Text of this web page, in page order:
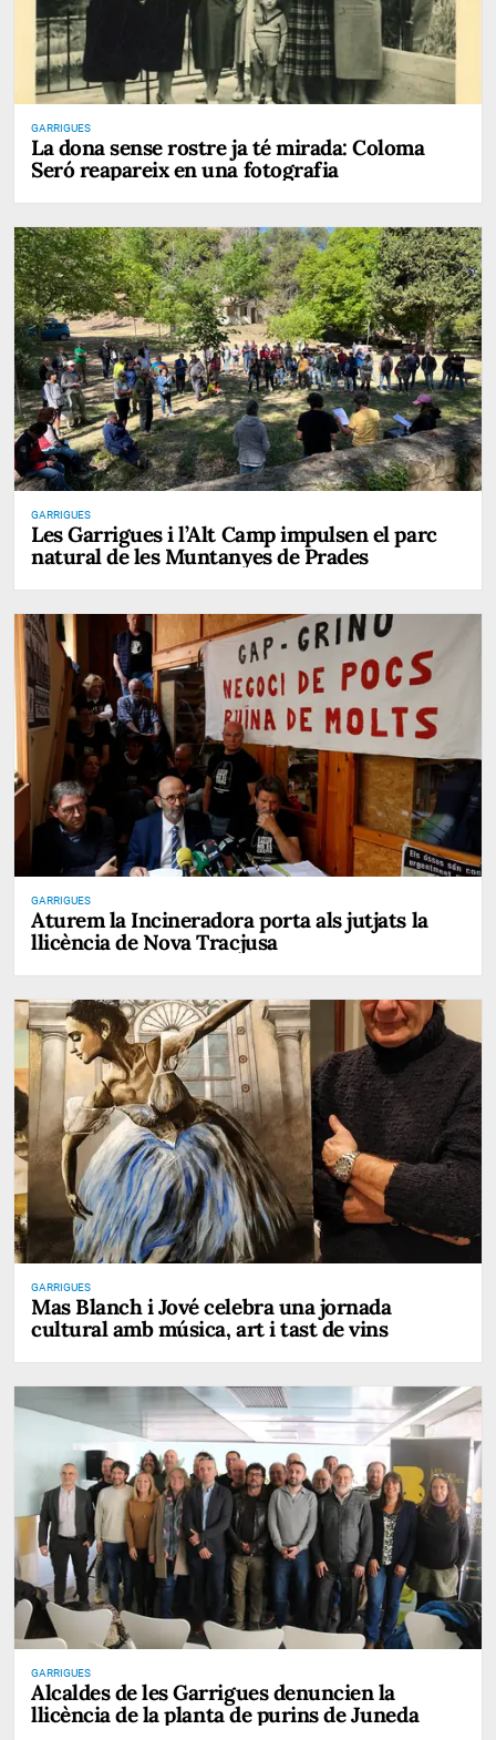
GARRIGUES
La dona sense rostre ja té mirada: Coloma
Seró reapareix en una fotografia
GARRIGUES
Les Garrigues i l’Alt Camp impulsen el parc
natural de les Muntanyes de Prades
GARRIGUES
Aturem la Incineradora porta als jutjats la
llicència de Nova Tracjusa
GARRIGUES
Mas Blanch i Jové celebra una jornada
cultural amb música, art i tast de vins
GARRIGUES
Alcaldes de les Garrigues denuncien la
llicència de la planta de purins de Juneda